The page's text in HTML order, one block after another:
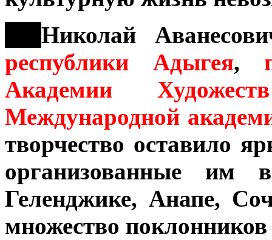
Николай
республики Адыгея,
Академии Художеств
Международной
творчество оставило
организованные им
Геленджике, Анапе,
множество поклонников